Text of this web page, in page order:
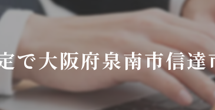
で大阪府泉南市信